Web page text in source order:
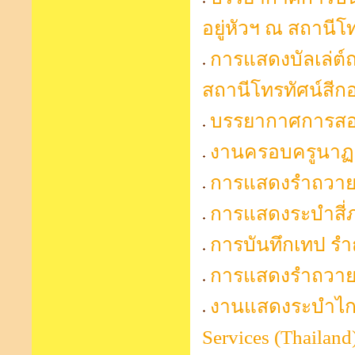
อยู่หัวฯ ณ สถานีโ
การแสดงบัลเล่ต์
สถานีโทรทัศน์สีก
บรรยากาศการ
งานครอบครูนา
การแสดงรำถวา
การแสดงระบำ
การบันทึกเทป ร
การแสดงรำถวา
งานแสดงระบำไ
Services